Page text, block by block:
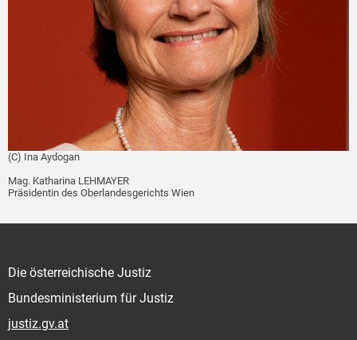
(C) Ina Aydogan
Mag. Katharina LEHMAYER
Präsidentin des Oberlandesgerichts Wien
Die österreichische Justiz
Bundesministerium für Justiz
justiz.gv.at